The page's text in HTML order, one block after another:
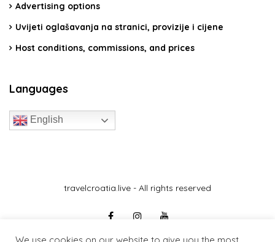
Advertising options
Uvijeti oglašavanja na stranici, provizije i cijene
Host conditions, commissions, and prices
Languages
English
travelcroatia.live - All rights reserved